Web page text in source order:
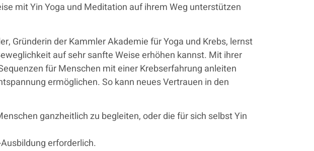
mit Yin Yoga und Meditation auf ihrem Weg unterstützen
Gründerin der Kammler Akademie für Yoga und Krebs, lernst
auf sehr sanfte Weise erhöhen kannst. Mit ihrer
für Menschen mit einer Krebserfahrung anleiten
ermöglichen. So kann neues Vertrauen in den
ganzheitlich zu begleiten, oder die für sich selbst Yin
erforderlich.